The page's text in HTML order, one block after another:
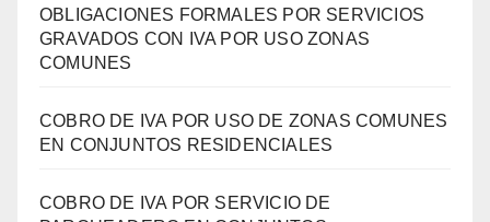
OBLIGACIONES FORMALES POR SERVICIOS
GRAVADOS CON IVA POR USO ZONAS
COMUNES
COBRO DE IVA POR USO DE ZONAS COMUNES
EN CONJUNTOS RESIDENCIALES
COBRO DE IVA POR SERVICIO DE